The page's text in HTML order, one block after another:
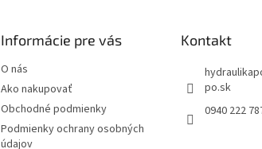
Informácie pre vás
O nás
Ako nakupovať
Obchodné podmienky
Podmienky ochrany osobných
údajov
Kontakt
po.sk
0940 222